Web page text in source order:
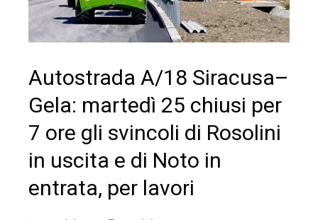
Autostrada A/18 Siracusa–
Gela: martedì 25 chiusi per
7 ore gli svincoli di Rosolini
in uscita e di Noto in
entrata, per lavori